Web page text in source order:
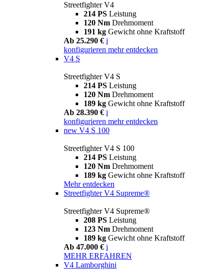
Streetfighter V4
214 PS Leistung
120 Nm Drehmoment
191 kg Gewicht ohne Kraftstoff
Ab 25.290 € i
konfigurieren mehr entdecken
V4 S
Streetfighter V4 S
214 PS Leistung
120 Nm Drehmoment
189 kg Gewicht ohne Kraftstoff
Ab 28.390 € i
konfigurieren mehr entdecken
new V4 S 100
Streetfighter V4 S 100
214 PS Leistung
120 Nm Drehmoment
189 kg Gewicht ohne Kraftstoff
Mehr entdecken
Streetfighter V4 Supreme®
Streetfighter V4 Supreme®
208 PS Leistung
123 Nm Drehmoment
189 kg Gewicht ohne Kraftstoff
Ab 47.000 € i
MEHR ERFAHREN
V4 Lamborghini